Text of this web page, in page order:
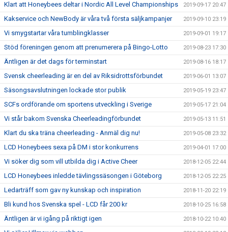
Klart att Honeybees deltar i Nordic All Level Championships 2019-09-17 20:47
Kakservice och NewBody är våra två första säljkampanjer 2019-09-10 23:19
Vi smygstartar våra tumblingklasser 2019-09-01 19:17
Stöd föreningen genom att prenumerera på Bingo-Lotto 2019-08-23 17:30
Äntligen är det dags för terminstart 2019-08-16 18:17
Svensk cheerleading är en del av Riksidrottsförbundet 2019-06-01 13:07
Säsongsavslutningen lockade stor publik 2019-05-19 23:47
SCFs ordförande om sportens utveckling i Sverige 2019-05-17 21:04
Vi står bakom Svenska Cheerleadingförbundet 2019-05-13 11:51
Klart du ska träna cheerleading - Anmäl dig nu! 2019-05-08 23:32
LCD Honeybees sexa på DM i stor konkurrens 2019-04-01 17:00
Vi söker dig som vill utbilda dig i Active Cheer 2018-12-05 22:44
LCD Honeybees inledde tävlingssäsongen i Göteborg 2018-12-05 22:25
Ledarträff som gav ny kunskap och inspiration 2018-11-20 22:19
Bli kund hos Svenska spel - LCD får 200 kr 2018-10-25 16:58
Äntligen är vi igång på riktigt igen 2018-10-22 10:40